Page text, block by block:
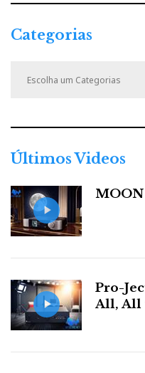
Categorias
r
i
s
Últimos Videos
MOON
Pro-
All, All